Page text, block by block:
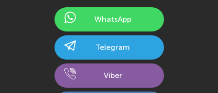
Йошкар-Ола
Калининград
Кемерово
WhatsApp
Telegram
Viber